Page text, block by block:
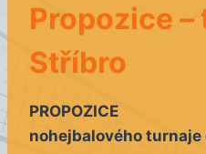
Propozice
Stříbro
PROPOZICE
nohejbalového